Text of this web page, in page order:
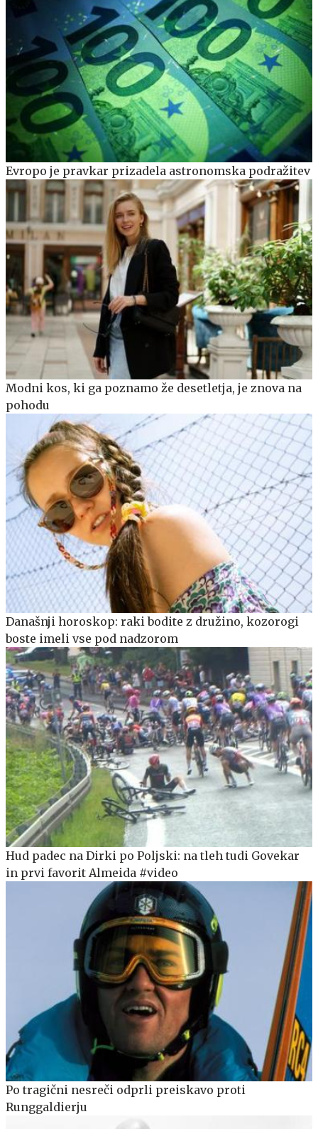
Evropo je pravkar prizadela astronomska podražitev
Modni kos, ki ga poznamo že desetletja, je znova na
pohodu
Današnji horoskop: raki bodite z družino, kozorogi
boste imeli vse pod nadzorom
Hud padec na Dirki po Poljski: na tleh tudi Govekar
in prvi favorit Almeida #video
Po tragični nesreči odprli preiskavo proti
Runggaldierju